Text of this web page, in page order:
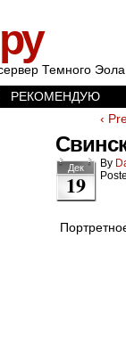
Темного Эола
РЕКОМЕНДУЮ
‹
Дек
19
By